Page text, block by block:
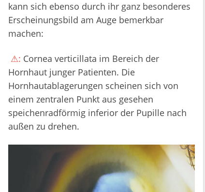
kann sich ebenso durch ihr ganz besonderes
Erscheinungsbild am Auge bemerkbar
machen:
⚠: Cornea verticillata im Bereich der
Hornhaut junger Patienten. Die
Hornhautablagerungen scheinen sich von
einem zentralen Punkt aus gesehen
speichenradförmig inferior der Pupille nach
außen zu drehen.